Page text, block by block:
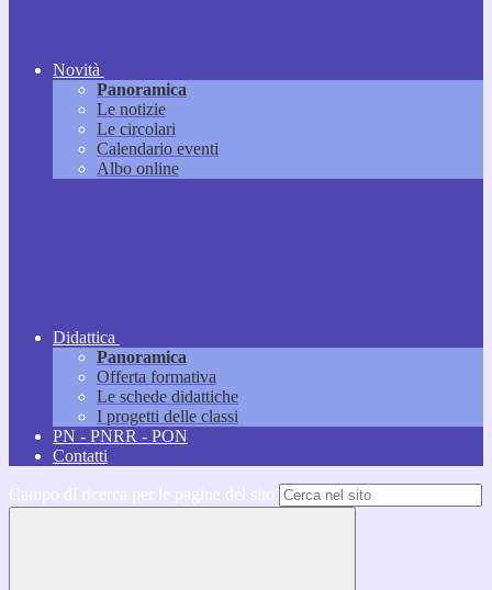
Novità
Panoramica
Le notizie
Le circolari
Calendario eventi
Albo online
Didattica
Panoramica
Offerta formativa
Le schede didattiche
I progetti delle classi
PN - PNRR - PON
Contatti